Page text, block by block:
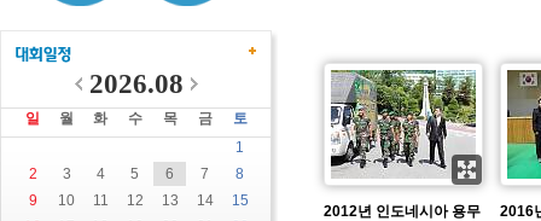
2026.08
일 월 화 수 목 금
토
1
2
3 4 5 6 7
8
9
10 11 12 13 14
15
2012년 인도네시아 용무
2016